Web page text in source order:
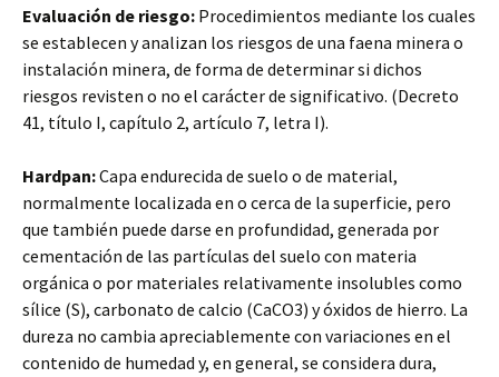
Evaluación de riesgo: Procedimientos mediante los cuales
se establecen y analizan los riesgos de una faena minera o
instalación minera, de forma de determinar si dichos
riesgos revisten o no el carácter de significativo. (Decreto
41, título I, capítulo 2, artículo 7, letra I).
Hardpan:Capa endurecida de suelo o de material,
normalmente localizada en o cerca de la superficie, pero
que también puede darse en profundidad, generada por
cementación de las partículas del suelo con materia
orgánica o por materiales relativamente insolubles como
sílice (S), carbonato de calcio (CaCO3) y óxidos de hierro. La
dureza no cambia apreciablemente con variaciones en el
contenido de humedad y, en general, se considera dura,